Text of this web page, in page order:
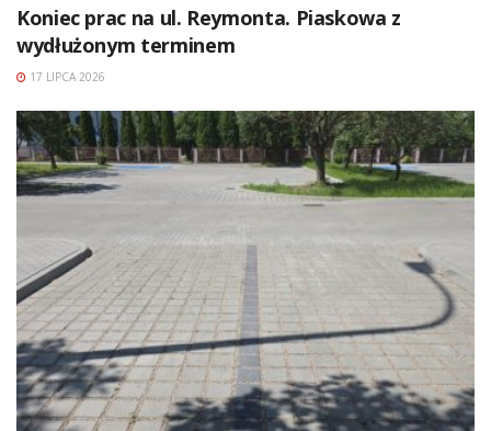
Koniec prac na ul. Reymonta. Piaskowa z
wydłużonym terminem
17 LIPCA 2026